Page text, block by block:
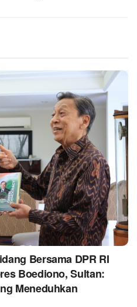
Bersama DPR RI
Boediono, Sultan:
Meneduhkan